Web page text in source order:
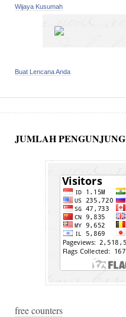
Wijaya Kusumah
Buat Lencana Anda
JUMLAH PENGUNJUNG
free counters